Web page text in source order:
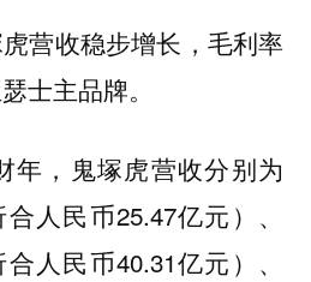
营收稳步增长，毛利率
士主品牌。
年，鬼塚虎营收分别为
人民币25.47亿元）、
人民币40.31亿元）、